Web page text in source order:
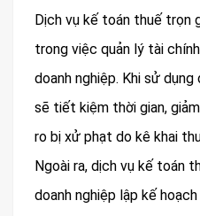
Dịch vụ kế toán thuế trọn
trong việc quản lý tài
doanh nghiệp. Khi sử dụng
sẽ tiết kiệm thời gian,
ro bị xử phạt do kê khai
Ngoài ra, dịch vụ kế toán
doanh nghiệp lập kế